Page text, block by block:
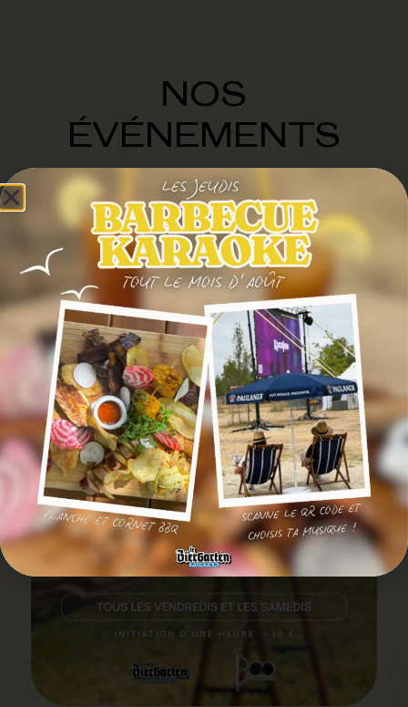
NOS
ÉVÉNEMENTS
Au Biergarten on vous propose une offre
complète : restauration, bar, détente, jeux,
convivialité… le midi, après le travail, en soirée,
la semaine, et le week end !